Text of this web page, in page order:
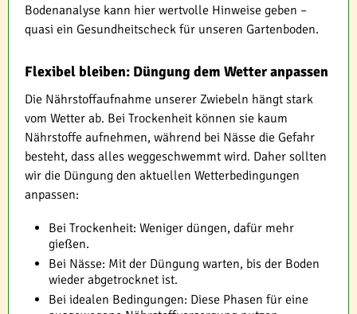
Bodenanalyse kann hier wertvolle Hinweise geben –
quasi ein Gesundheitscheck für unseren Gartenboden.
Flexibel bleiben: Düngung dem Wetter anpassen
Die Nährstoffaufnahme unserer Zwiebeln hängt stark
vom Wetter ab. Bei Trockenheit können sie kaum
Nährstoffe aufnehmen, während bei Nässe die Gefahr
besteht, dass alles weggeschwemmt wird. Daher sollten
wir die Düngung den aktuellen Wetterbedingungen
anpassen:
Bei Trockenheit: Weniger düngen, dafür mehr
gießen.
Bei Nässe: Mit der Düngung warten, bis der Boden
wieder abgetrocknet ist.
Bei idealen Bedingungen: Diese Phasen für eine